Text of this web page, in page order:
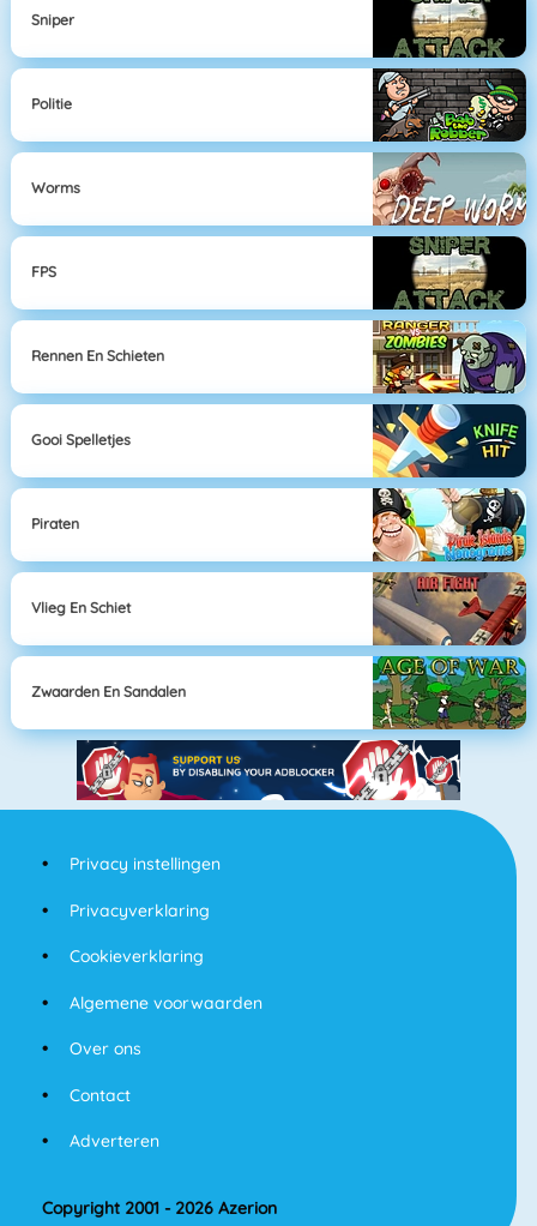
Sniper
Politie
Worms
FPS
Rennen En Schieten
Gooi Spelletjes
Piraten
Vlieg En Schiet
Zwaarden En Sandalen
Privacy instellingen
Privacyverklaring
Cookieverklaring
Algemene voorwaarden
Over ons
Contact
Adverteren
Copyright 2001 - 2026 Azerion